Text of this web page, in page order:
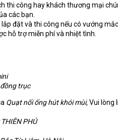
thi công hay khách thương mại
các bạn.
đặt và thi công nếu có vướng
hỗ trợ miễn phí và nhiệt tình.
trục
Quạt nối ống hút khói mùi,Vui lòng
PHÚ